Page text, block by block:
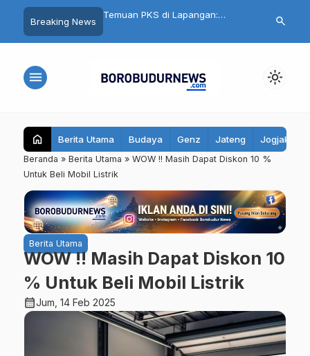
Breaking News
Santri Al Hidayat
Edukasi Remaja
Temuan PKS di Lapangan:
Terlambat, Kain Kaku hingga Ada
Cuma
Mall
search
menu light_mode
home Berita Utama Budaya Genz Jateng Jogjakarta
Beranda » Berita Utama » WOW !! Masih Dapat Diskon 10 %
Untuk Beli Mobil Listrik
Berita Utama
WOW !! Masih Dapat Diskon 10
% Untuk Beli Mobil Listrik
calendar_monthJum, 14 Feb 2025